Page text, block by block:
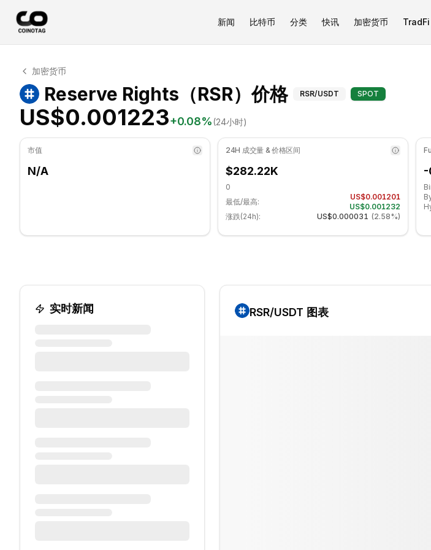
新闻 比特币 分类 快讯 加密货币 TradFi
Reserve Rights 技术分析
Reserve Rights 目前交易价格为 US$0.001223. RSI 指标为 46.86 处于中性区域. 日线趋势
加密货币
Reserve Rights（RSR）价格技术分析和支撑/
RSR/USDT SPOT
US$0.001223+0.08%(24小时)
市值
N/A
24H 成交量 & 价格区间
$282.22K
0
最低/最高:
US$0.001201
US$0.001232
涨跌(24h):
US$0.000031 (2.58%)
-
实时新闻 RSR/USDT 图表